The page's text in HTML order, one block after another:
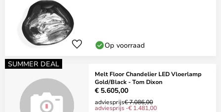
Op voorraad
SUMMER DEAL
Melt Floor Chandelier LED Vloerlamp
Gold/Black - Tom Dixon
€ 5.605,00
adviesprijs€ 7.086,00
adviesprijs -€ 1.481,00